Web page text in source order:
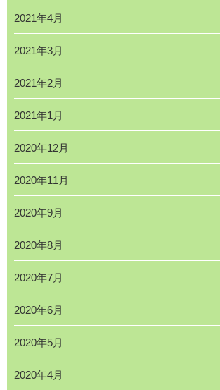
2021年4月
2021年3月
2021年2月
2021年1月
2020年12月
2020年11月
2020年9月
2020年8月
2020年7月
2020年6月
2020年5月
2020年4月